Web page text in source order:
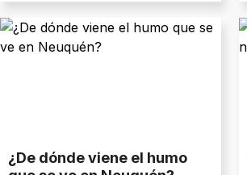
¿De dónde viene el humo